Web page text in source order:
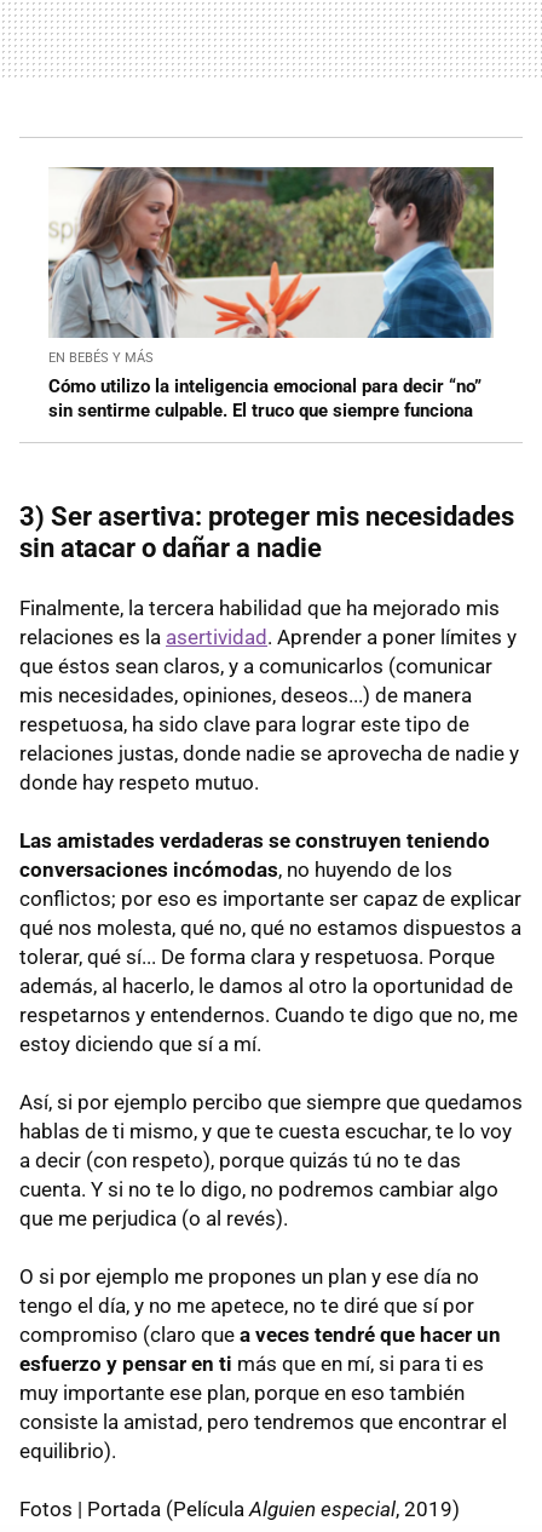
EN BEBÉS Y MÁS
Cómo utilizo la inteligencia emocional para decir “no”
sin sentirme culpable. El truco que siempre funciona
3) Ser asertiva: proteger mis necesidades
sin atacar o dañar a nadie
Finalmente, la tercera habilidad que ha mejorado mis
relaciones es la asertividad. Aprender a poner límites y
que éstos sean claros, y a comunicarlos (comunicar
mis necesidades, opiniones, deseos...) de manera
respetuosa, ha sido clave para lograr este tipo de
relaciones justas, donde nadie se aprovecha de nadie y
donde hay respeto mutuo.
Las amistades verdaderas se construyen teniendo
conversaciones incómodas, no huyendo de los
conflictos; por eso es importante ser capaz de explicar
qué nos molesta, qué no, qué no estamos dispuestos a
tolerar, qué sí... De forma clara y respetuosa. Porque
además, al hacerlo, le damos al otro la oportunidad de
respetarnos y entendernos. Cuando te digo que no, me
estoy diciendo que sí a mí.
Así, si por ejemplo percibo que siempre que quedamos
hablas de ti mismo, y que te cuesta escuchar, te lo voy
a decir (con respeto), porque quizás tú no te das
cuenta. Y si no te lo digo, no podremos cambiar algo
que me perjudica (o al revés).
O si por ejemplo me propones un plan y ese día no
tengo el día, y no me apetece, no te diré que sí por
compromiso (claro que a veces tendré que hacer un
esfuerzo y pensar en ti más que en mí, si para ti es
muy importante ese plan, porque en eso también
consiste la amistad, pero tendremos que encontrar el
equilibrio).
Fotos | Portada (Película Alguien especial, 2019)